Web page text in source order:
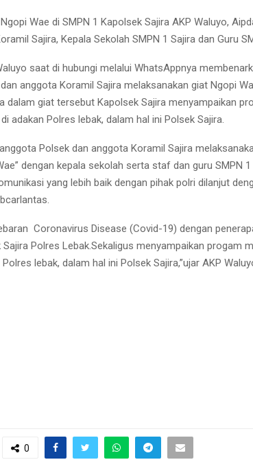
Wae di SMPN 1 Kapolsek Sajira AKP Waluyo,
Sajira, Kepala Sekolah SMPN 1 Sajira dan Guru
saat di hubungi melalui WhatsAppnya
anggota Koramil Sajira melaksanakan giat Ngopi
dalam giat tersebut Kapolsek Sajira menyampaikan
adakan Polres lebak, dalam hal ini Polsek Sajira.
Polsek dan anggota Koramil Sajira
dengan kepala sekolah serta staf dan guru SMPN
yang lebih baik dengan pihak polri dilanjut
Coronavirus Disease (Covid-19) dengan
Polres Lebak.Sekaligus menyampaikan progam
lebak, dalam hal ini Polsek Sajira,”ujar AKP
0